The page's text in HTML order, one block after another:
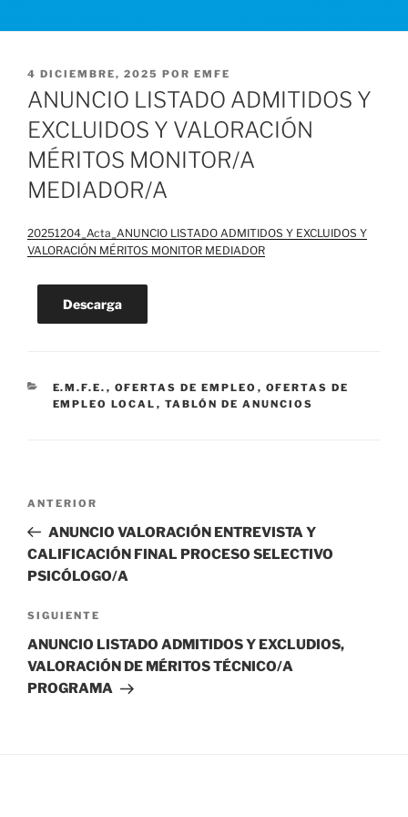
PUBLICADO
EL
4 DICIEMBRE, 2025 POR EMFE
ANUNCIO LISTADO ADMITIDOS Y
EXCLUIDOS Y VALORACIÓN
MÉRITOS MONITOR/A
MEDIADOR/A
20251204_Acta_ANUNCIO LISTADO ADMITIDOS Y EXCLUIDOS Y
VALORACIÓN MÉRITOS MONITOR MEDIADOR
Descarga
CATEGORÍAS
E.M.F.E. , OFERTAS DE EMPLEO , OFERTAS DE
EMPLEO LOCAL , TABLÓN DE ANUNCIOS
entradas
Entrada
anterior:
ANTERIOR
ANUNCIO VALORACIÓN ENTREVISTA Y
CALIFICACIÓN FINAL PROCESO SELECTIVO
PSICÓLOGO/A
Siguiente
entrada
SIGUIENTE
ANUNCIO LISTADO ADMITIDOS Y EXCLUDIOS,
VALORACIÓN DE MÉRITOS TÉCNICO/A
PROGRAMA